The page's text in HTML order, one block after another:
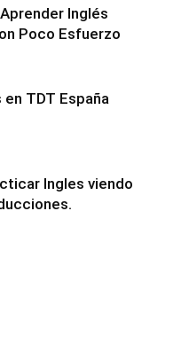
Inglés
Poco Esfuerzo
TDT España
Ingles viendo